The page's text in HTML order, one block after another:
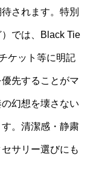
されます。特別
では、Black Tie
ケット等に明記
先することがマ
幻想を壊さない
。清潔感・静粛
サリー選びにも